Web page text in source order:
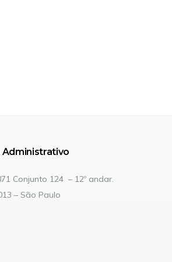
Conjunto 124 – 12º andar.
– São Paulo